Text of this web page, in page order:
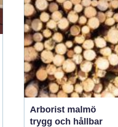
detta dyker en fråga upp:
vem ska ta hand om
städningen av den
gamla bostaden?
Många som söker02
augusti 2026
Arborist malmö
trygg och hållbar